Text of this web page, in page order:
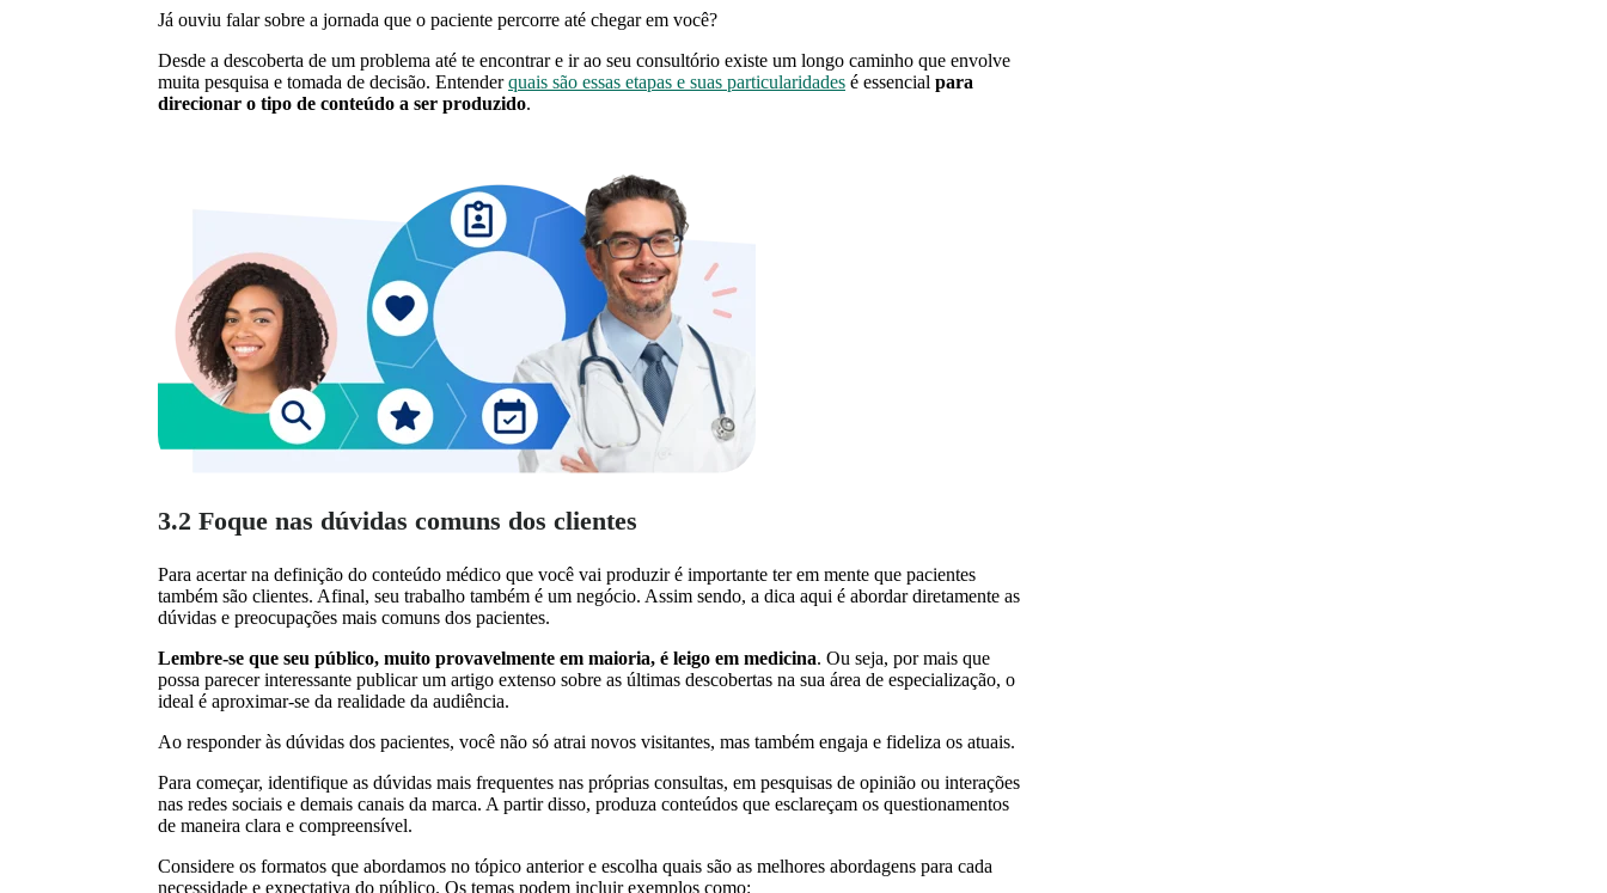
Já ouviu falar sobre a jornada que o paciente percorre até chegar em você?
Desde a descoberta de um problema até te encontrar e ir ao seu consultório existe um longo caminho que envolve
muita pesquisa e tomada de decisão. Entenderquais são essas etapas e suas particularidades é essencial para
direcionar o tipo de conteúdo a ser produzido.
3.2 Foque nas dúvidas comuns dos clientes
Para acertar na definição do conteúdo médico que você vai produzir é importante ter em mente que pacientes
também são clientes. Afinal, seu trabalho também é um negócio. Assim sendo, a dica aqui é abordar diretamente as
dúvidas e preocupações mais comuns dos pacientes.
Lembre-se que seu público, muito provavelmente em maioria, é leigo em medicina. Ou seja, por mais que
possa parecer interessante publicar um artigo extenso sobre as últimas descobertas na sua área de especialização, o
ideal é aproximar-se da realidade da audiência.
Ao responder às dúvidas dos pacientes, você não só atrai novos visitantes, mas também engaja e fideliza os atuais.
Para começar, identifique as dúvidas mais frequentes nas próprias consultas, em pesquisas de opinião ou interações
nas redes sociais e demais canais da marca. A partir disso, produza conteúdos que esclareçam os questionamentos
de maneira clara e compreensível.
Considere os formatos que abordamos no tópico anterior e escolha quais são as melhores abordagens para cada
necessidade e expectativa do público. Os temas podem incluir exemplos como: